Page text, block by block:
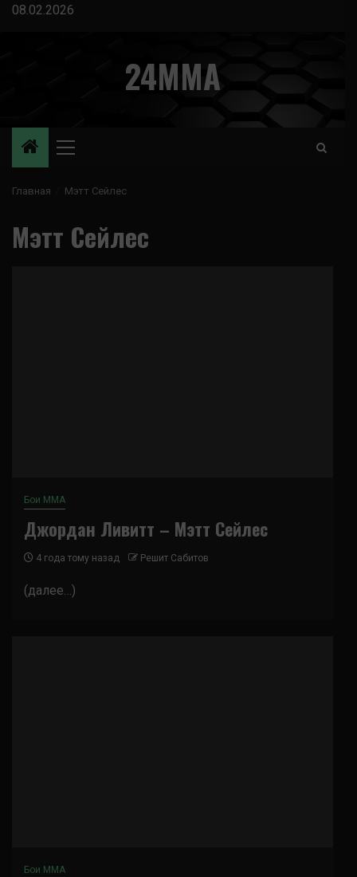
Перейти
08.02.2026
24MMA
Основное
Главная Мэтт Сейлес
Мэтт Сейлес
Бои ММА
Джордан Ливитт – Мэтт Сейлес
4 года тому назад Решит Сабитов
(далее…)
Бои ММА